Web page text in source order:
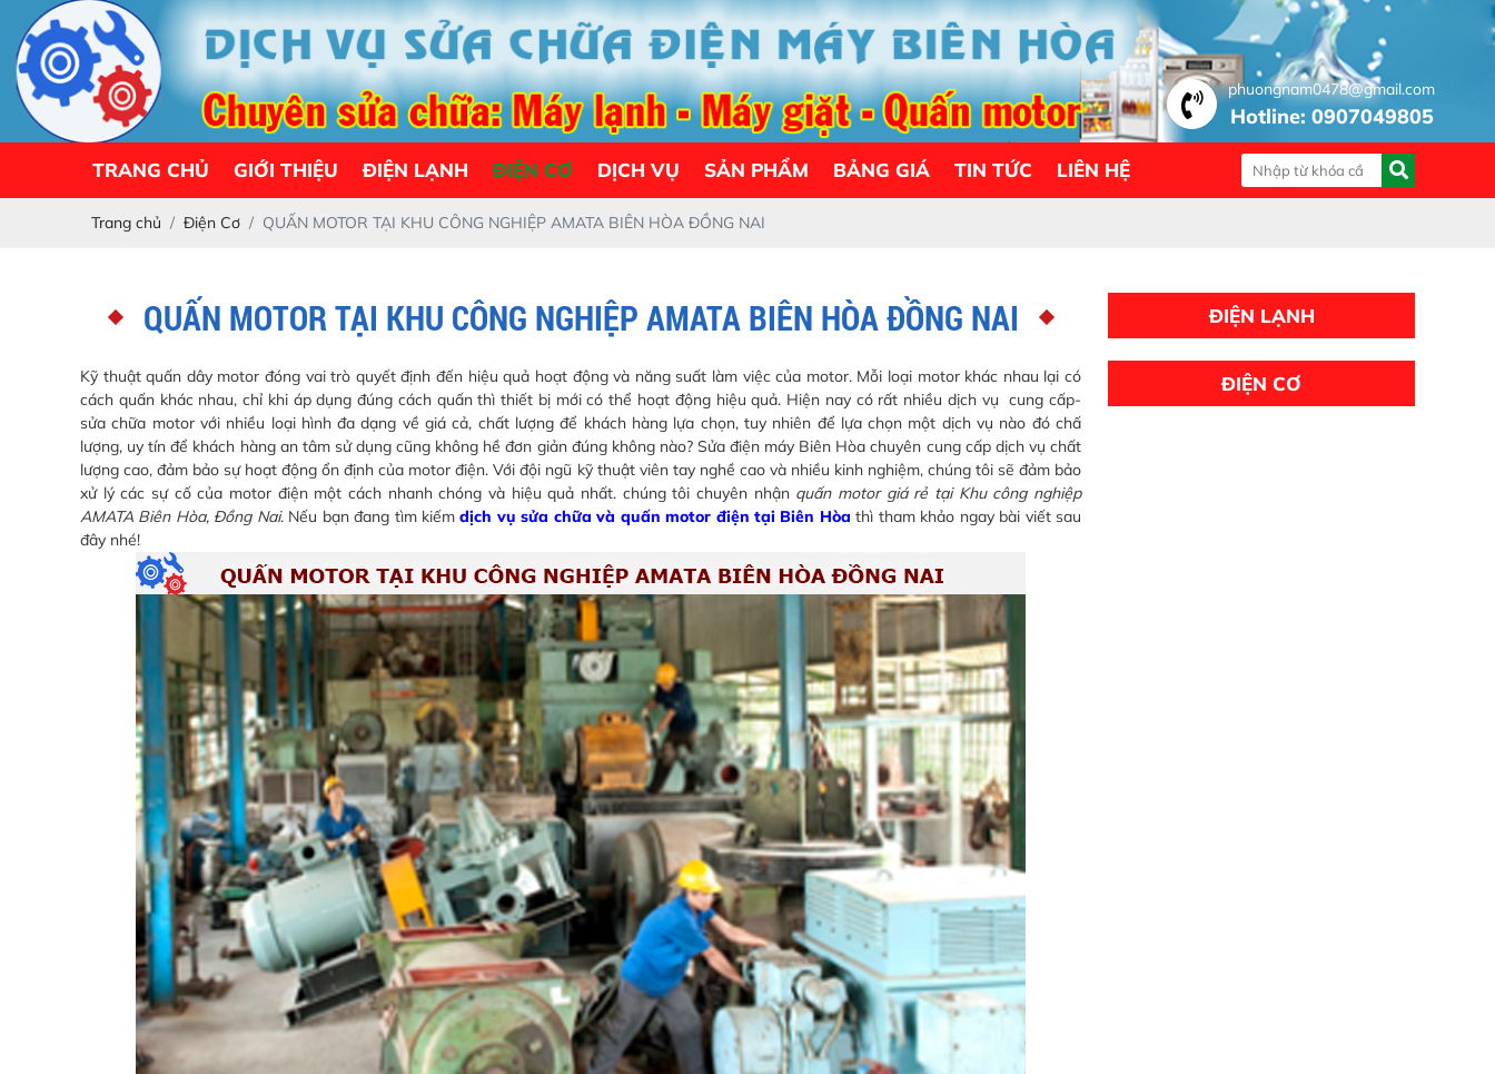
phuongnam0478@gmail.com
Hotline: 0907049805
TRANG CHỦ GIỚI THIỆU ĐIỆN LẠNH ĐIỆN CƠ DỊCH VỤ SẢN PHẨM BẢNG GIÁ TIN TỨC LIÊN HỆ
Trang chủ Điện Cơ QUẤN MOTOR TẠI KHU CÔNG NGHIỆP AMATA BIÊN HÒA ĐỒNG NAI
QUẤN MOTOR TẠI KHU CÔNG NGHIỆP AMATA BIÊN HÒA ĐỒNG NAI
Kỹ thuật quấn dây motor đóng vai trò quyết định đến hiệu quả hoạt động và năng suất làm việc của motor. Mỗi loại motor khác nhau lại có
cách quấn khác nhau, chỉ khi áp dụng đúng cách quấn thì thiết bị mới có thể hoạt động hiệu quả. Hiện nay có rất nhiều dịch vụ cung cấp-
sửa chữa motor với nhiều loại hình đa dạng về giá cả, chất lượng để khách hàng lựa chọn, tuy nhiên để lựa chọn một dịch vụ nào đó chấ
lượng, uy tín để khách hàng an tâm sử dụng cũng không hề đơn giản đúng không nào? Sửa điện máy Biên Hòa chuyên cung cấp dịch vụ chất
lượng cao, đảm bảo sự hoạt động ổn định của motor điện. Với đội ngũ kỹ thuật viên tay nghề cao và nhiều kinh nghiệm, chúng tôi sẽ đảm bảo
xử lý các sự cố của motor điện một cách nhanh chóng và hiệu quả nhất. chúng tôi chuyên nhận quấn motor giá rẻ tại Khu công nghiệp
AMATA Biên Hòa, Đồng Nai. Nếu bạn đang tìm kiếmdịch vụ sửa chữa và quấn motor điện tại Biên Hòa thì tham khảo ngay bài viết sau
đây nhé!
ĐIỆN LẠNH
ĐIỆN CƠ